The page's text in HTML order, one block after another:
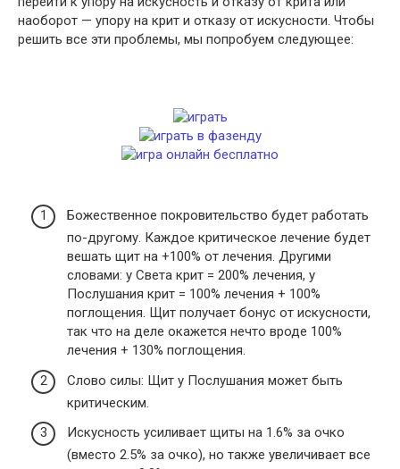
наоборот — упору на крит и отказу от искусности. Чтобы
решить все эти проблемы, мы попробуем следующее:
Божественное покровительство будет работать
по-другому. Каждое критическое лечение будет
вешать щит на +100% от лечения. Другими
словами: у Света крит = 200% лечения, у
Послушания крит = 100% лечения + 100%
поглощения. Щит получает бонус от искусности,
так что на деле окажется нечто вроде 100%
лечения + 130% поглощения.
Слово силы: Щит у Послушания может быть
критическим.
Искусность усиливает щиты на 1.6% за очко
(вместо 2.5% за очко), но также увеличивает все